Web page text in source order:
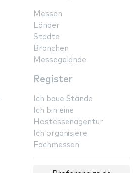
Messen
Länder
Städte
Branchen
Messegelände
Register
Ich baue Stände
Ich bin eine
Hostessenagentur
Ich organisiere
Fachmessen